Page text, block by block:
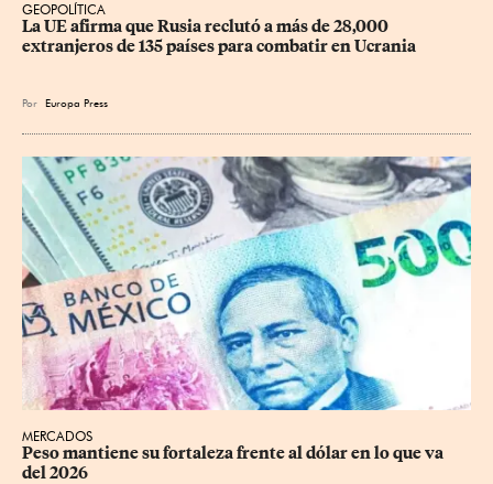
GEOPOLÍTICA
La UE afirma que Rusia reclutó a más de 28,000
extranjeros de 135 países para combatir en Ucrania
Por Europa Press
MERCADOS
Peso mantiene su fortaleza frente al dólar en lo que va
del 2026